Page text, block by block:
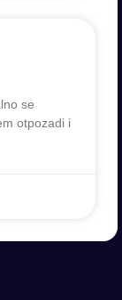
se
otpozadi i